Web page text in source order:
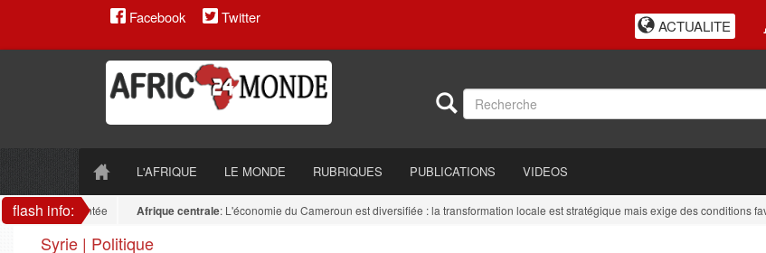
Facebook Twitter ACTUALITE
L'AFRIQUE LE MONDE RUBRIQUES PUBLICATIONS VIDEOS
flash info:
fragmentée Afrique centrale: L'économie du Cameroun est diversifiée : la transformation locale est stratégique mais exige des conditions
Syrie | Politique